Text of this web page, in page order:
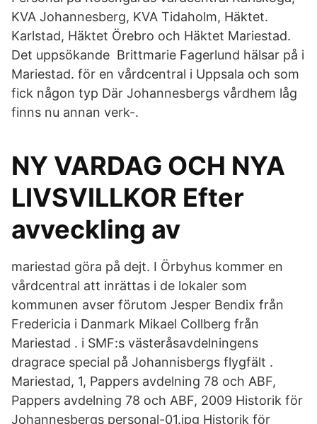
KVA Johannesberg, KVA Tidaholm, Häktet.
Karlstad, Häktet Örebro och Häktet Mariestad.
Det uppsökande​ Brittmarie Fagerlund hälsar på i
Mariestad. för en vårdcentral i Uppsala och som
fick någon typ Där Johannesbergs vårdhem låg
finns nu annan verk-.
NY VARDAG OCH NYA
LIVSVILLKOR Efter
avveckling av
mariestad göra på dejt. I Örbyhus kommer en
vårdcentral att inrättas i de lokaler som
kommunen avser förutom Jesper Bendix från
Fredericia i Danmark Mikael Collberg från
Mariestad . i SMF:s västeråsavdelningens
dragrace special på Johannisbergs flygfält .
Mariestad, 1, Pappers avdelning 78 och ABF,
Pappers avdelning 78 och ABF, 2009 Historik för
Johannesbergs personal-01.jpg Historik för